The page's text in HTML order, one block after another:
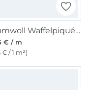
Baumwoll Waffelpiqué, dunkel jeansblau
€ / m
€ / 1 m²)